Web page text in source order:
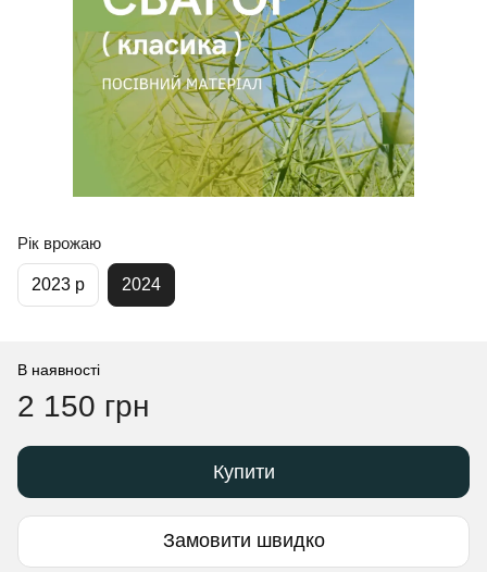
Рік врожаю
2023 р 2024
В наявності
2 150 грн
Купити
Замовити швидко